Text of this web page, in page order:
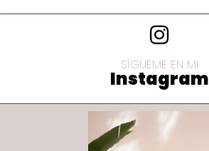
SÍGUEME EN MI
Instagram